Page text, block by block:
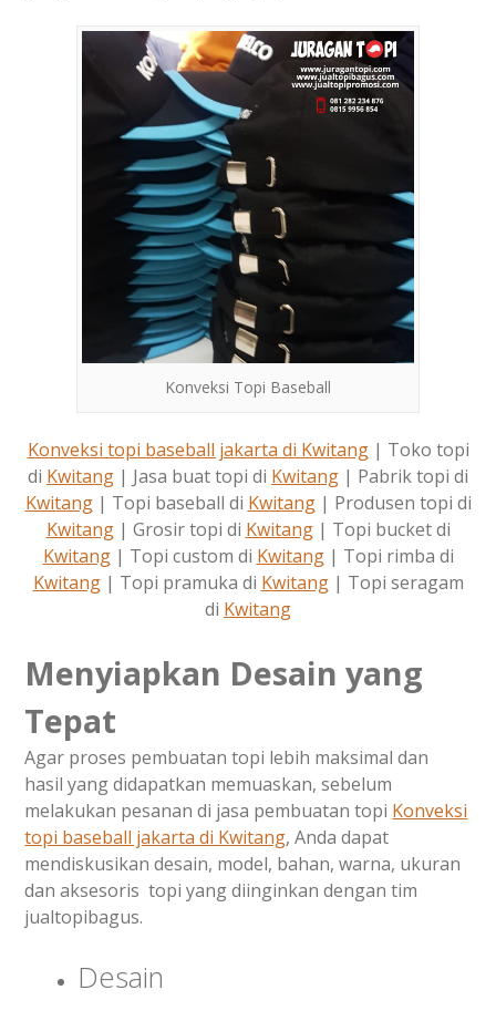
Konveksi Topi Baseball
Konveksi topi baseball jakarta di Kwitang| Toko topi
di Kwitang | Jasa buat topi di Kwitang | Pabrik topi di
Kwitang| Topi baseball di Kwitang| Produsen topi di
Kwitang| Grosir topi di Kwitang| Topi bucket di
Kwitang| Topi custom di Kwitang| Topi rimba di
Kwitang| Topi pramuka di Kwitang| Topi seragam
di Kwitang
Menyiapkan Desain yang
Tepat
Agar proses pembuatan topi lebih maksimal dan
hasil yang didapatkan memuaskan, sebelum
melakukan pesanan di jasa pembuatan topi Konveksi
topi baseball jakarta di Kwitang, Anda dapat
mendiskusikan desain, model, bahan, warna, ukuran
dan aksesoris topi yang diinginkan dengan tim
jualtopibagus.
Desain